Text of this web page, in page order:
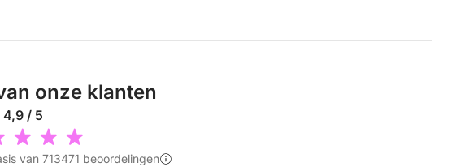
onze klanten
4,9 / 5
van 713471 beoordelingen